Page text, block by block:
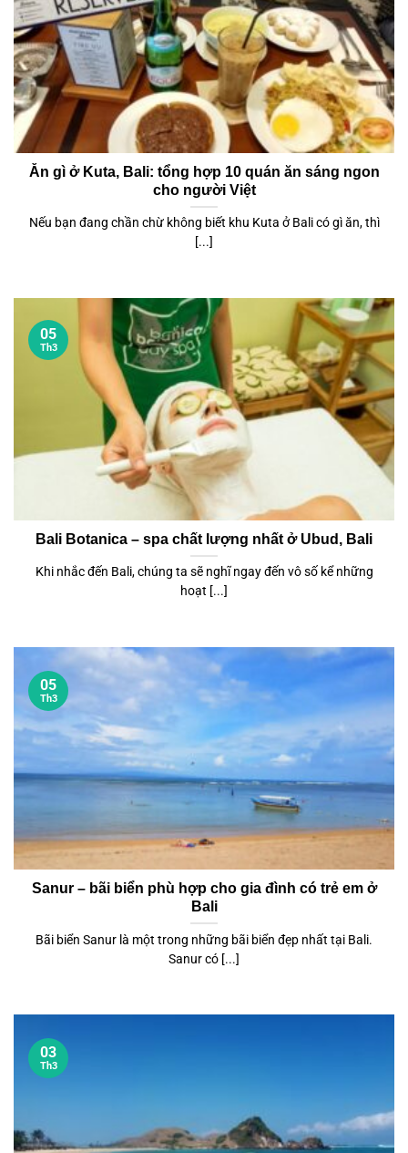
Ăn gì ở Kuta, Bali: tổng hợp 10 quán ăn sáng ngon
cho người Việt
Nếu bạn đang chần chừ không biết khu Kuta ở Bali có gì ăn, thì
[...]
Bali Botanica – spa chất lượng nhất ở Ubud, Bali
Khi nhắc đến Bali, chúng ta sẽ nghĩ ngay đến vô số kể những
hoạt [...]
05
Th3
Sanur – bãi biển phù hợp cho gia đình có trẻ em ở
Bali
Bãi biển Sanur là một trong những bãi biển đẹp nhất tại Bali.
Sanur có [...]
05
Th3
03
Th3